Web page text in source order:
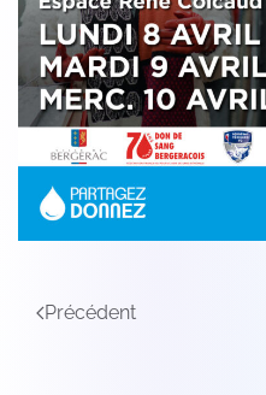
Précédent